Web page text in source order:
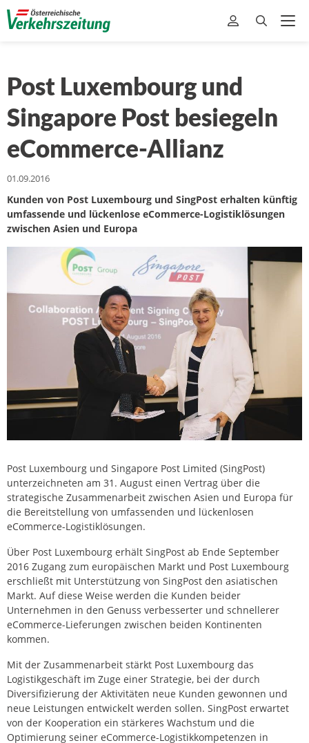
Post Luxembourg und
Singapore Post besiegeln
eCommerce-Allianz
01.09.2016
Kunden von Post Luxembourg und SingPost erhalten künftig
umfassende und lückenlose eCommerce-Logistiklösungen
zwischen Asien und Europa
Post Luxembourg und Singapore Post Limited (SingPost)
unterzeichneten am 31. August einen Vertrag über die
strategische Zusammenarbeit zwischen Asien und Europa für
die Bereitstellung von umfassenden und lückenlosen
eCommerce-Logistiklösungen.
Über Post Luxembourg erhält SingPost ab Ende September
2016 Zugang zum europäischen Markt und Post Luxembourg
erschließt mit Unterstützung von SingPost den asiatischen
Markt. Auf diese Weise werden die Kunden beider
Unternehmen in den Genuss verbesserter und schnellerer
eCommerce-Lieferungen zwischen beiden Kontinenten
kommen.
Mit der Zusammenarbeit stärkt Post Luxembourg das
Logistikgeschäft im Zuge einer Strategie, bei der durch
Diversifizierung der Aktivitäten neue Kunden gewonnen und
neue Leistungen entwickelt werden sollen. SingPost erwartet
von der Kooperation ein stärkeres Wachstum und die
Optimierung seiner eCommerce-Logistikkompetenzen in